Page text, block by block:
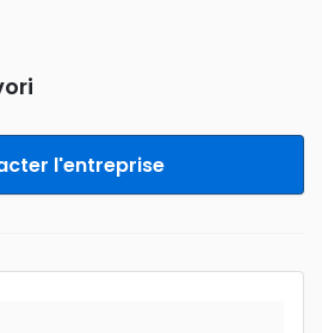
l'entreprise